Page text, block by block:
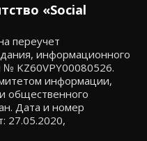
«Social
переучет
информационного
№ KZ60VPY00080526.
информации,
общественного
Дата и номер
27.05.2020,